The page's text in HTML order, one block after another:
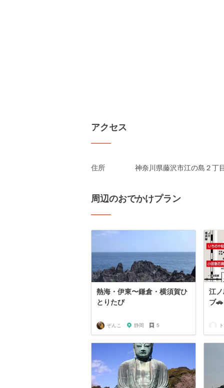
アクセス
住所 神奈川県藤沢市江の島２丁
周辺のおでかけプラン
熱海・伊東〜鎌倉・横須賀ひ
とりたび
ぞんこ 静岡 5
江
ブ🚗